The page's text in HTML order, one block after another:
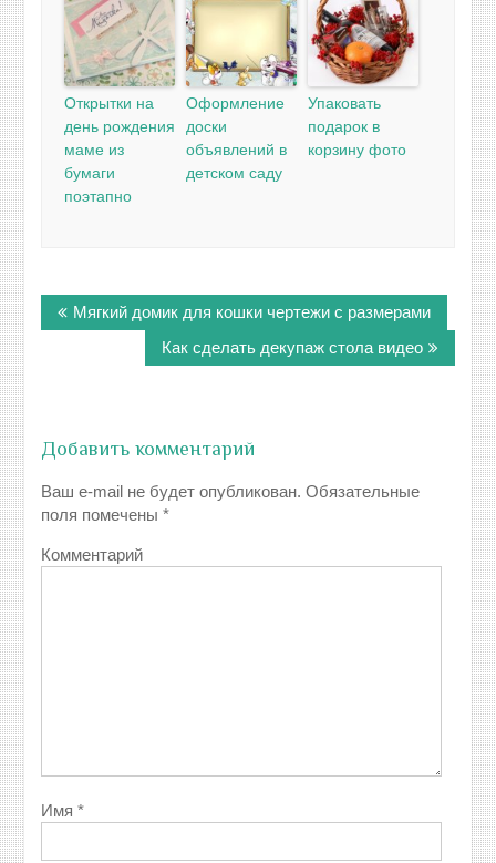
Открытки на
день рождения
маме из
бумаги
поэтапно
Оформление
доски
объявлений в
детском саду
Упаковать
подарок в
корзину фото
по Мягкий домик для кошки чертежи с размерами
Как сделать декупаж стола видео
Добавить комментарий
Ваш e-mail не будет опубликован. Обязательные
поля помечены*
Комментарий
Имя*